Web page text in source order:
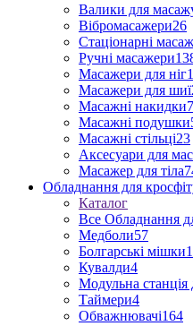
Валики для
Вібромасажери26
Стаціонарні
Ручні масажери
Масажери для ніг
Масажери для шиї
Масажні накидки
Масажні подушки
Масажні стільці23
Аксесуари для
Масажер для тіла
Обладнання для
Каталог
Все Обладнання
Медболи57
Болгарські мішки
Кувалди4
Модульна станція
Таймери4
Обважнювачі164